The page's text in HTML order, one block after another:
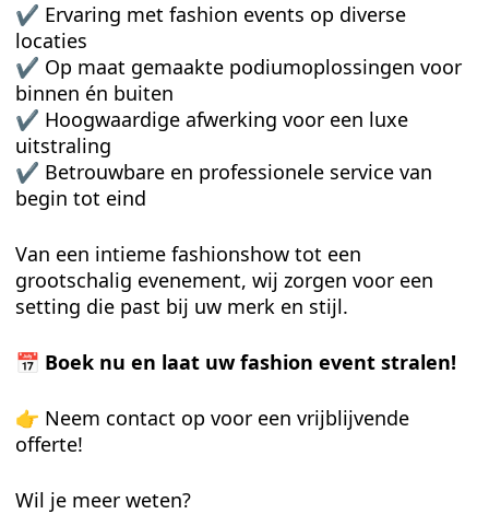
✔️ Ervaring met fashion events op diverse
locaties
✔️ Op maat gemaakte podiumoplossingen voor
binnen én buiten
✔️ Hoogwaardige afwerking voor een luxe
uitstraling
✔️ Betrouwbare en professionele service van
begin tot eind
Van een intieme fashionshow tot een
grootschalig evenement, wij zorgen voor een
setting die past bij uw merk en stijl.
📅 Boek nu en laat uw fashion event stralen!
👉 Neem contact op voor een vrijblijvende
offerte!
Wil je meer weten?